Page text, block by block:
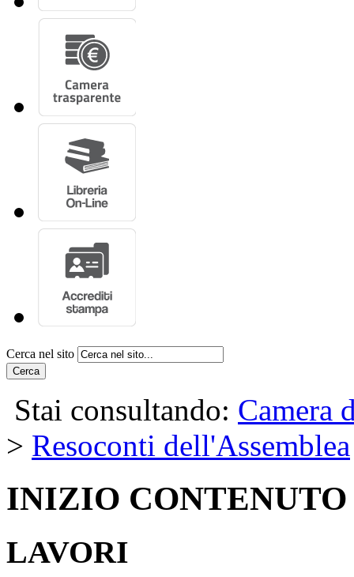
Cerca nel sito
Cerca
Stai consultando: Camera
> Resoconti dell'Assemblea
INIZIO CONTENUTO
LAVORI